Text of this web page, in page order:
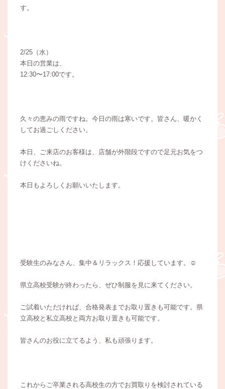
す。
2/25（水）
本日の営業は、
12:30〜17:00です。
久々の恵みの雨ですね。今日の雨は寒いです。皆さん、暖かく
してお過ごしください。
本日、ご来店のお客様は、店舗が外階段ですので足元お気をつ
けくださいね。
本日もよろしくお願いいたします。
受験生のみなさん、集中＆リラックス！応援しています。☺️
県立高校受験が終わったら、ぜひ制服を見に来てください。
ご試着いただければ、合格発表までお取り置きも可能です。県
立高校と私立高校と両方お取り置きも可能です。
皆さんのお役に立てるよう、私も頑張ります。
これからご卒業される高校生の方でお買取りを検討されている